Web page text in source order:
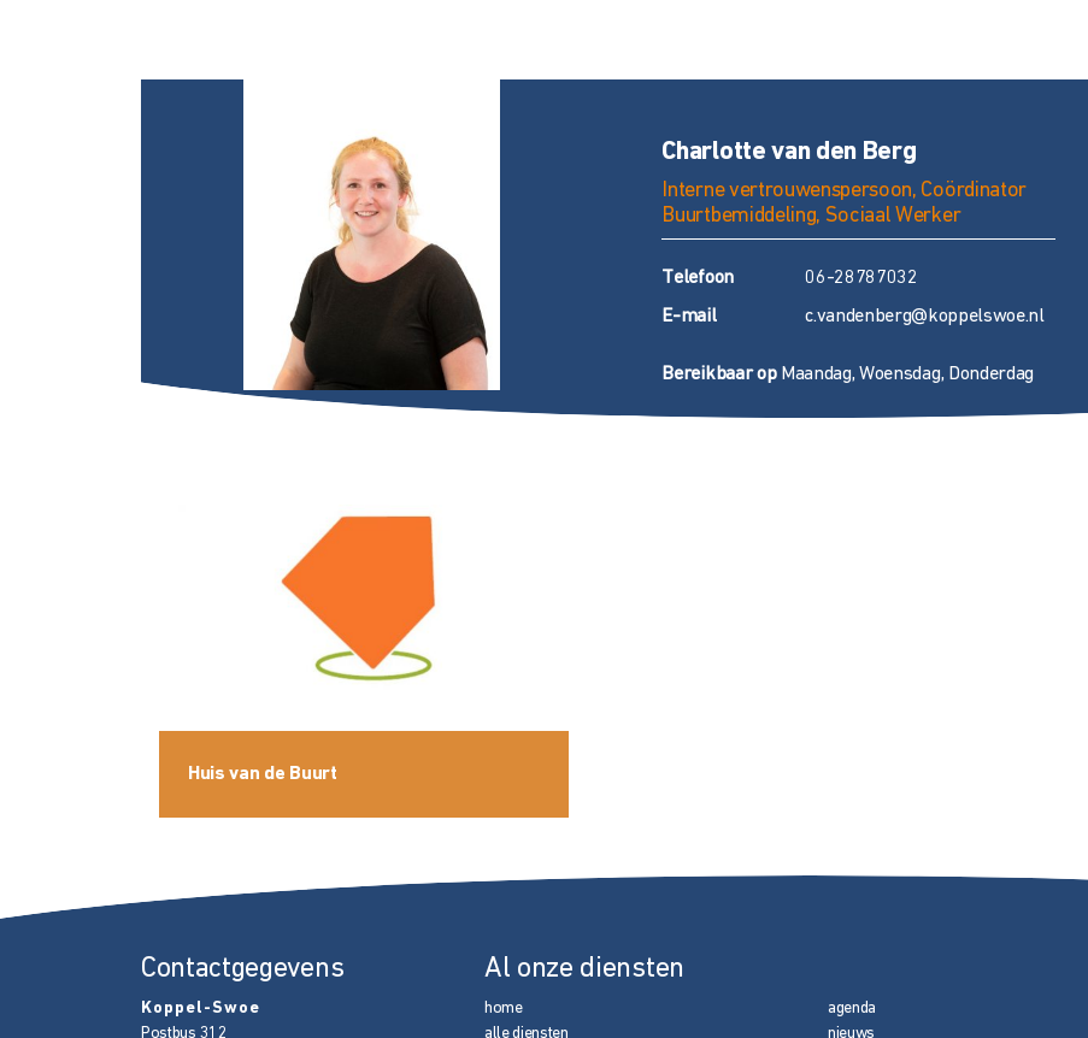
Charlotte van den Berg
Interne vertrouwenspersoon, Coördinator
Buurtbemiddeling, Sociaal Werker
Telefoon
06-28787032
E-mail c.vandenberg@koppelswoe.nl
Bereikbaar opMaandag, Woensdag, Donderdag
Huis van de Buurt
Contactgegevens
Koppel-Swoe
Postbus 312
Al onze diensten
home
alle diensten
agenda
nieuws